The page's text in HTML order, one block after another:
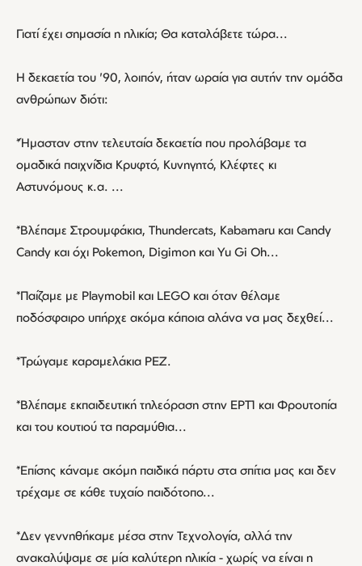
Γιατί έχει σημασία η ηλικία; Θα καταλάβετε τώρα...
Η δεκαετία του '90, λοιπόν, ήταν ωραία για αυτήν την ομάδα
ανθρώπων διότι:
*Ήμασταν στην τελευταία δεκαετία που προλάβαμε τα
ομαδικά παιχνίδια Κρυφτό, Κυνηγητό, Κλέφτες κι
Αστυνόμους κ.α. ...
*Βλέπαμε Στρουμφάκια, Thundercats, Κabamaru και Candy
Candy και όχι Pokemon, Digimon και Yu Gi Oh...
*Παίζαμε με Playmobil και LEGO και όταν θέλαμε
ποδόσφαιρο υπήρχε ακόμα κάποια αλάνα να μας δεχθεί...
*Τρώγαμε καραμελάκια ΡΕΖ.
*Βλέπαμε εκπαιδευτική τηλεόραση στην ΕΡΤ1 και Φρουτοπία
και του κουτιού τα παραμύθια...
*Επίσης κάναμε ακόμη παιδικά πάρτυ στα σπίτια μας και δεν
τρέχαμε σε κάθε τυχαίο παιδότοπο...
*Δεν γεννηθήκαμε μέσα στην Τεχνολογία, αλλά την
ανακαλύψαμε σε μία καλύτερη ηλικία - χωρίς να είναι η